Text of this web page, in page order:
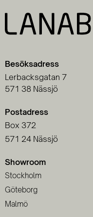
Besöksadress
Lerbacksgatan 7
571 38 Nässjö
Postadress
Box 372
571 24 Nässjö
Showroom
Stockholm
Göteborg
Malmö